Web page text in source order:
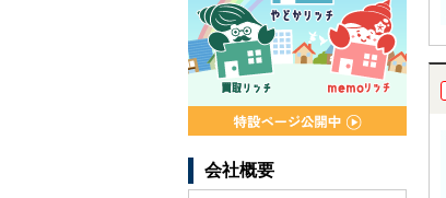
会社概要